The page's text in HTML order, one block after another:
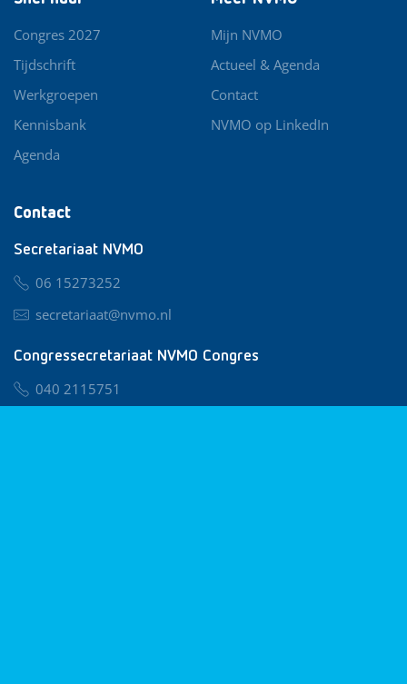
Contact
Secretariaat NVMO
06 15273252
secretariaat@nvmo.nl
Congressecretariaat NVMO Congres
040 2115751
Congres 2027
Tijdschrift
Werkgroepen
Kennisbank
Agenda
Mijn NVMO
Actueel & Agenda
Contact
NVMO op LinkedIn